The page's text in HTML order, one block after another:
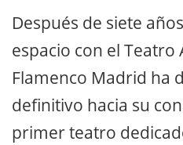
Después de siete
espacio con el Teatro
Flamenco Madrid ha
definitivo hacia su
primer teatro